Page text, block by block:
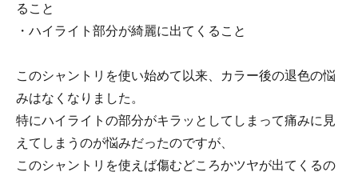
ること
・ハイライト部分が綺麗に出てくること
このシャントリを使い始めて以来、カラー後の退色の悩
みはなくなりました。
特にハイライトの部分がキラッとしてしまって痛みに見
えてしまうのが悩みだったのですが、
このシャントリを使えば傷むどころかツヤが出てくるの